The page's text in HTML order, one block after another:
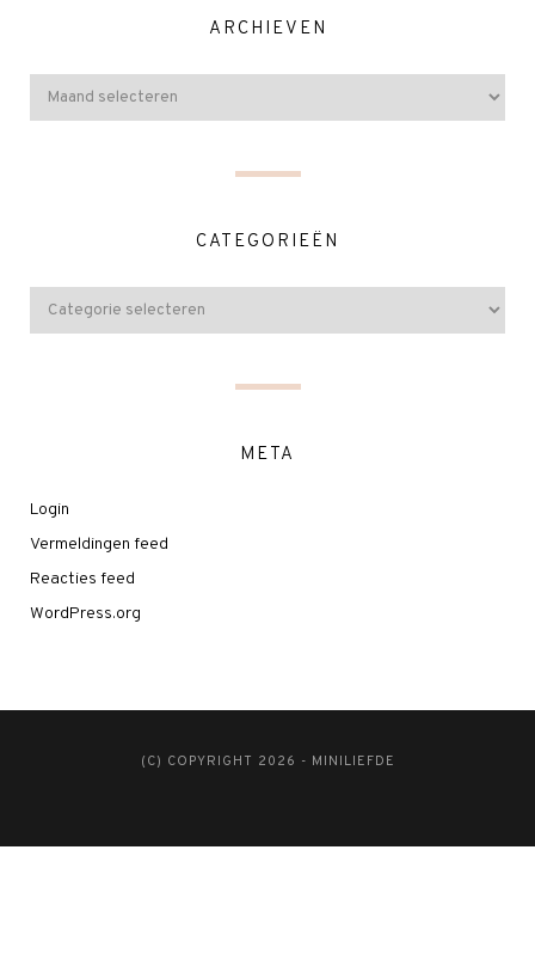
ARCHIEVEN
CATEGORIEËN
META
Login
Vermeldingen feed
Reacties feed
WordPress.org
(C) COPYRIGHT 2026 - MINILIEFDE